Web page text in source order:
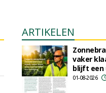
ARTIKELEN
vaker
blijft een
01-08-2026